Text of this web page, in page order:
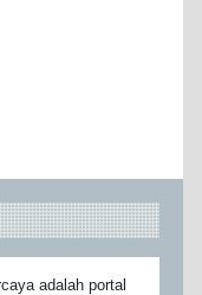
adalah portal